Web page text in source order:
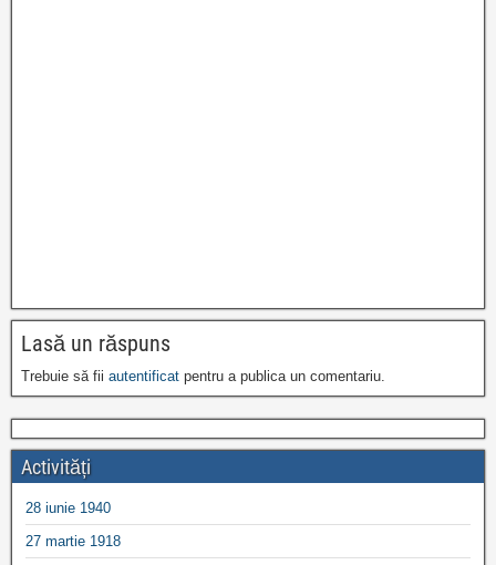
Lasă un răspuns
Trebuie să fii autentificat pentru a publica un comentariu.
Activități
28 iunie 1940
27 martie 1918